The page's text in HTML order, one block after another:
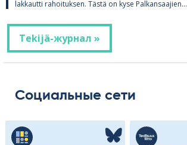
lak­kautti ra­hoi­tuk­sen. Tästä on kyse Pal­kan­saa­jien…
Tekijä-журнал »
Социальные сети